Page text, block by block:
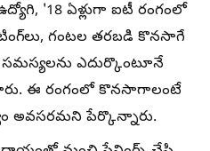
'18 ఏళ్లుగా ఐటీ రంగంలో
గంటల తరబడి కొనసాగే
సమస్యలను ఎదుర్కొంటూనే
ఈ రంగంలో కొనసాగాలంటే
అవసరమని పేర్కొన్నారు.